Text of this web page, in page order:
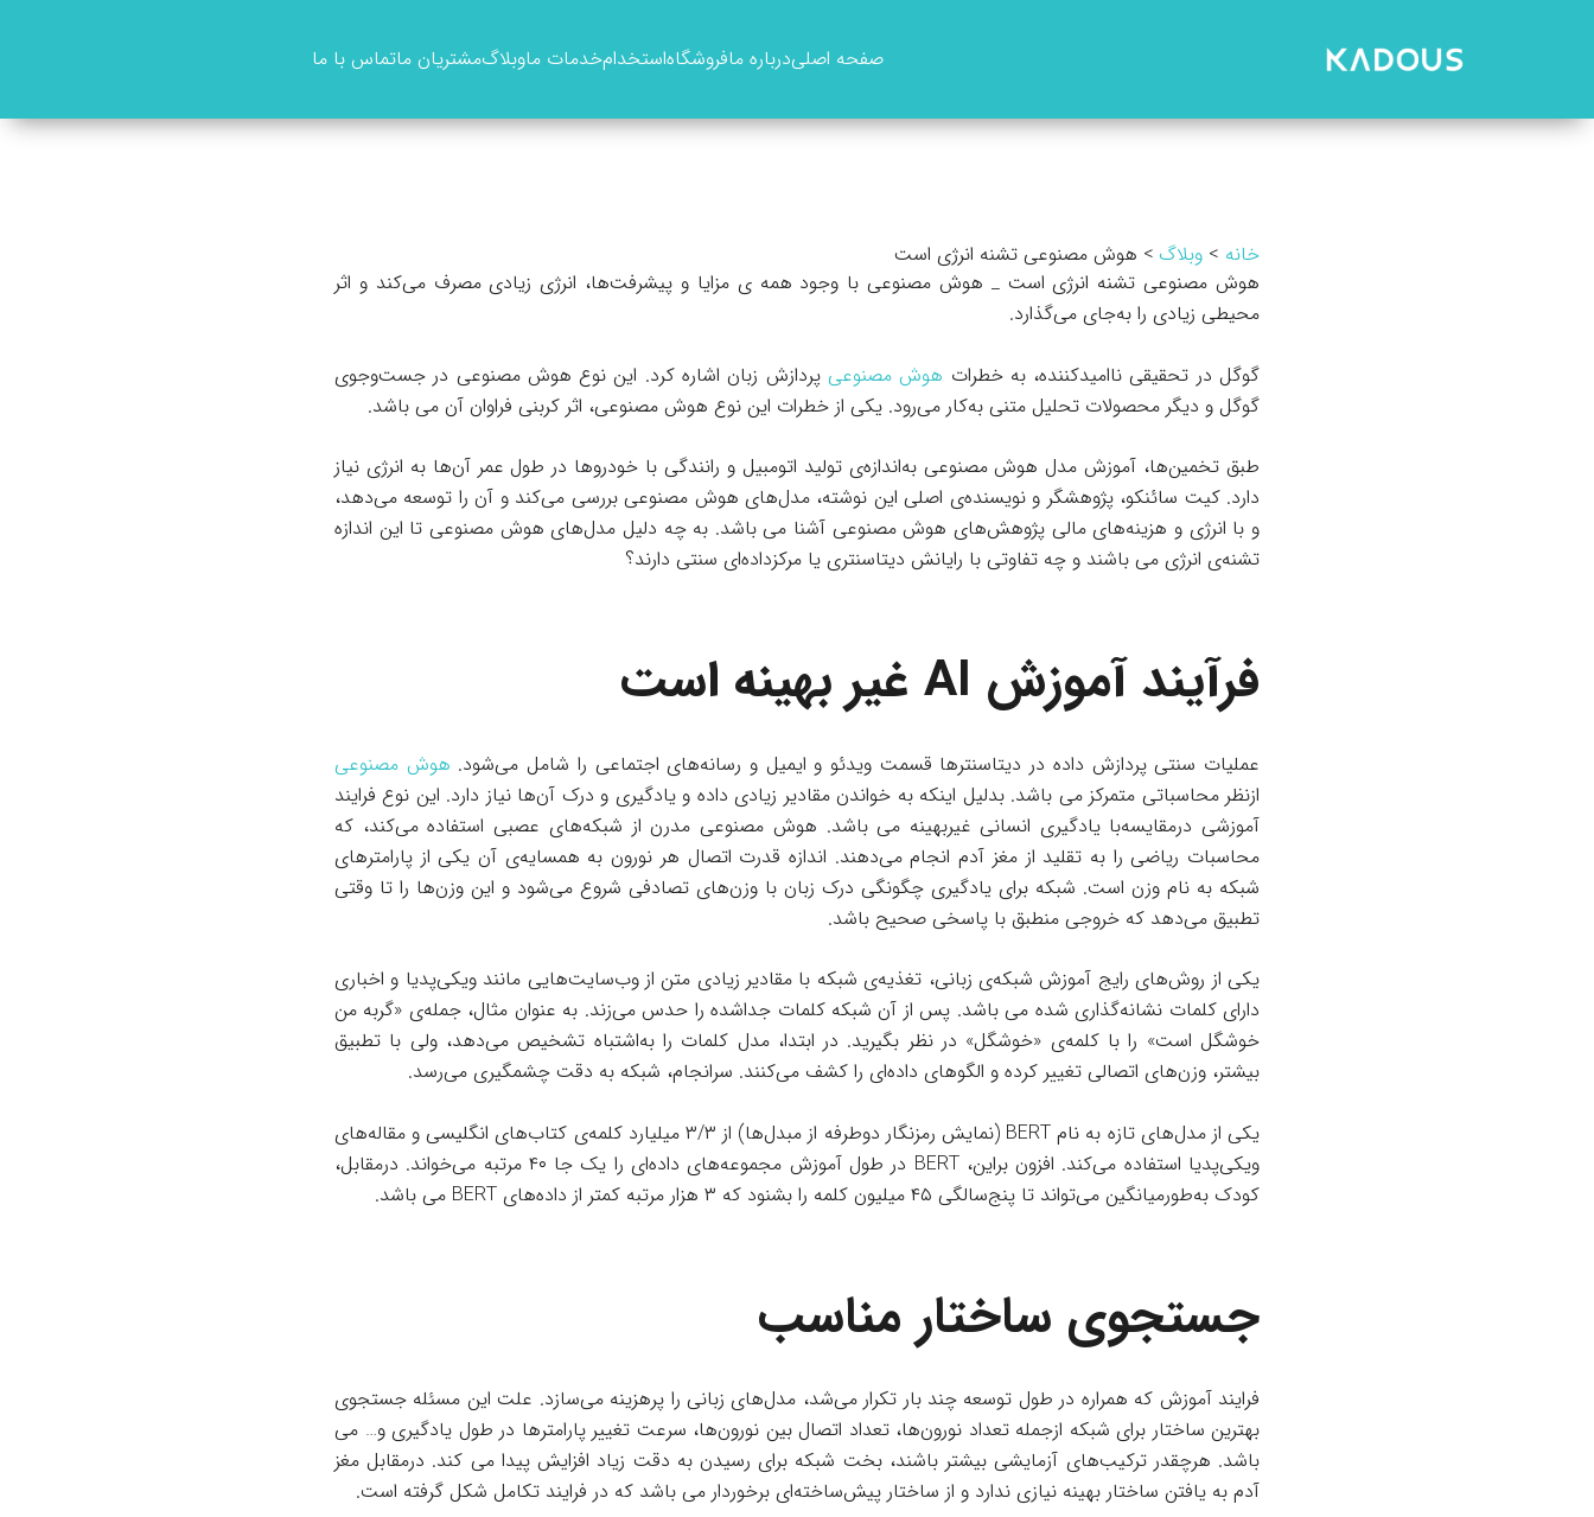
صفحه اصلیدرباره مافروشگاهاستخدامخدمات ماوبلاگمشتریان ماتماس با ما
خانه وبلاگ
هوش مصنوعی تشنه انرژی است
هوش مصنوعی تشنه انرژی است _ هوش مصنوعی با وجود همه ی مزایا و پیشرفت‌ها، انرژی زیادی مصرف می‌کند و اثر
محیطی زیادی را به‌جای می‌گذارد.
گوگل در تحقیقی ناامیدکننده، به خطرات هوش مصنوعی پردازش زبان اشاره کرد. این نوع هوش مصنوعی در جست‌وجوی
گوگل و دیگر محصولات تحلیل متنی به‌کار می‌رود. یکی از خطر‌ات این نوع هوش مصنوعی، اثر کربنی فراوان آن می باشد.
طبق تخمین‌ها، آموزش مدل هوش مصنوعی به‌اندازه‌ی تولید اتومبیل و رانندگی با خودروها در طول عمر آن‌ها به انرژی نیاز
دارد. کیت سائنکو، پژوهشگر و نویسنده‌ی اصلی این نوشته، مدل‌های هوش مصنوعی بررسی می‌کند و آن را توسعه می‌دهد،
و با انرژی و هزینه‌های مالی پژوهش‌های هوش مصنوعی آشنا می باشد. به چه دلیل مدل‌های هوش مصنوعی تا این اندازه
تشنه‌ی انرژی می باشند و چه تفاوتی با رایانش دیتاسنتری یا مرکزداده‌ای سنتی دارند؟
فرآیند آموزش AI غیر بهینه است
عملیات سنتی پردازش داده در دیتاسنترها قسمت ویدئو و ایمیل و رسانه‌های اجتماعی را شامل می‌شود. هوش مصنوعی
ازنظر محاسباتی متمرکز می باشد. بدلیل اینکه به خواندن مقادیر زیادی داده و یادگیری و درک آن‌ها نیاز دارد. این نوع فرایند
آموزشی در‌مقایسه‌با یادگیری انسانی غیربهینه می باشد. هوش مصنوعی مدرن از شبکه‌های عصبی استفاده می‌کند، که
محاسبات ریاضی را به تقلید از مغز آدم انجام می‌دهند. اندازه قدرت اتصال هر نورون به همسایه‌ی آن یکی از پارامترهای
شبکه به نام وزن است. شبکه برای یادگیری چگونگی درک زبان با وزن‌های تصادفی شروع می‌شود و این وزن‌ها را تا وقتی
تطبیق می‌دهد که خروجی منطبق با پاسخی صحیح باشد.
یکی از روش‌های رایج آموزش شبکه‌ی زبانی، تغذیه‌ی شبکه با مقادیر زیادی متن از وب‌سایت‌هایی مانند ویکی‌پدیا و اخباری
دارای کلمات نشانه‌گذاری شده می باشد. پس از آن شبکه کلمات جداشده را حدس می‌زند. به عنوان مثال، جمله‌ی «گربه من
خوشگل است» را با کلمه‌ی «خوشگل» در نظر بگیرید. در ابتدا، مدل کلمات را به‌اشتباه تشخیص می‌دهد، ولی با تطبیق
بیشتر، وزن‌های اتصالی تغییر کرده و الگوهای داده‌ای را کشف می‌کنند. سرانجام، شبکه به دقت چشمگیری می‌رسد.
یکی از مدل‌های تازه به نام BERT (نمایش رمزنگار دوطرفه از مبدل‌ها) از ۳/۳ میلیارد کلمه‌ی کتاب‌های انگلیسی و مقاله‌های
ویکی‌پدیا استفاده می‌کند. افزون براین، BERT در طول آموزش مجموعه‌های داده‌ای را یک جا ۴۰ مرتبه می‌خواند. در‌مقابل،
کودک به‌طور‌میانگین می‌تواند تا پنج‌سالگی ۴۵ میلیون کلمه را بشنود که ۳ هزار مرتبه کمتر از داده‌های BERT می باشد.
جستجوی ساختار مناسب
فرایند آموزش که همراره در طول توسعه چند بار تکرار می‌شد، مدل‌های زبانی را پرهزینه می‌سازد. علت این مسئله جستجوی
بهترین ساختار برای شبکه ازجمله تعداد نورون‌ها، تعداد اتصال بین نورون‌ها، سرعت تغییر پارامترها در طول یادگیری و… می
باشد. هرچقدر ترکیب‌های آزمایشی بیشتر باشند، بخت شبکه برای رسیدن به دقت زیاد افزایش پیدا می کند. درمقابل مغز
آدم به یافتن ساختار بهینه نیازی ندارد و از ساختار پیش‌ساخته‌ای برخوردار می باشد که در فرایند تکامل شکل گرفته است.